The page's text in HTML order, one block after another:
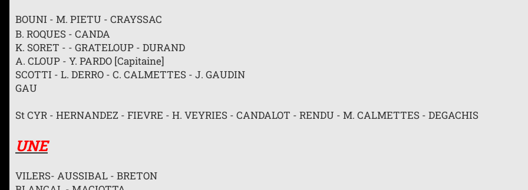
e
n
o
n
u
BOUNI - M. PIETU - CRAYSSAC
B. ROQUES - CANDA
K. SORET - - GRATELOUP - DURAND
A. CLOUP - Y. PARDO [Capitaine]
SCOTTI - L. DERRO - C. CALMETTES - J. GAUDIN
GAU
St CYR - HERNANDEZ - FIEVRE - H. VEYRIES - CANDALOT - RENDU - M. CALMETTES - DEGACHIS
UNE
VILERS- AUSSIBAL - BRETON